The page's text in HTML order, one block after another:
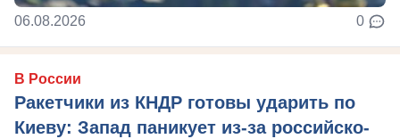
06.08.2026 0
В России
Ракетчики из КНДР готовы ударить по
Киеву: Запад паникует из-за российско-